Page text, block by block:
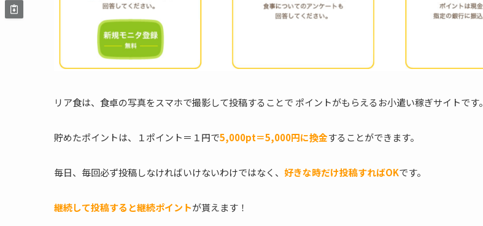
リア食は、食卓の写真をスマホで撮影して投稿することで ポイントがもらえるお小遣い稼ぎサイトです。
貯めたポイントは、１ポイント＝１円で5,000pt＝5,000円に換金することができます。
毎日、毎回必ず投稿しなければいけないわけではなく、 好きな時だけ投稿すればOKです。
継続して投稿すると継続ポイントが貰えます！